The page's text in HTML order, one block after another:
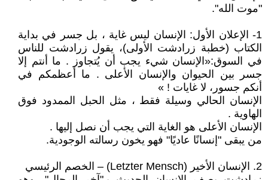
"موت الله".
1- الإعلان الأول: الإنسان ليس غاية ، بل جسر في بداية
الكتاب (خطبة زرادشت الأولى)، يقول زرادشت للناس
في السوق:«الإنسان شيء يجب أن يُتجاوز . ما أنتم إلا
جسر بين الحيوان والإنسان الأعلى . ما أعظمكم في
أنكم جسور، لا غايات ! »
الإنسان الحالي وسيلة فقط ، مثل الحبل الممدود فوق
الهاوية .
الإنسان الأعلى هو الغاية التي يجب أن نصل إليها .
من يبقى "إنسانًا عاديًا" فهو يخون رسالته الوجودية.
2. الإنسان الأخير (Letzter Mensch) – الخصم الرئيسي